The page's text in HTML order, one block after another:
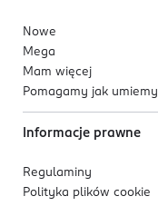
Nowe
Mega
Mam więcej
Pomagamy jak umiemy
Informacje prawne
Regulaminy
Polityka plików cookie